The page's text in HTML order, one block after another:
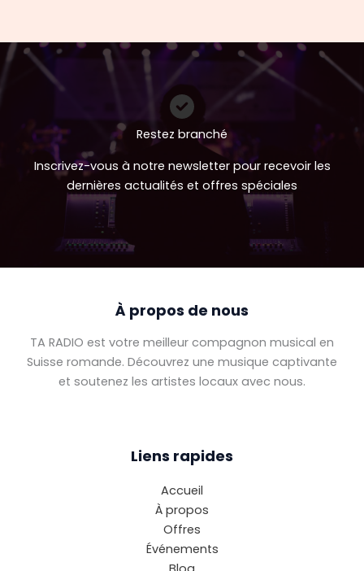
Restez branché
Inscrivez-vous à notre newsletter pour recevoir les
dernières actualités et offres spéciales
À propos de nous
TA RADIO est votre meilleur compagnon musical en
Suisse romande. Découvrez une musique captivante
et soutenez les artistes locaux avec nous.
Liens rapides
Accueil
À propos
Offres
Événements